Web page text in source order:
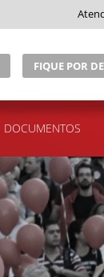
FIQUE POR
DOCUMENTOS